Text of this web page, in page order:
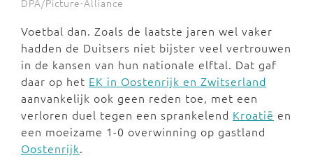
DPA/Picture-Alliance
Voetbal dan. Zoals de laatste jaren wel vaker
hadden de Duitsers niet bijster veel vertrouwen
in de kansen van hun nationale elftal. Dat gaf
daar op het EK in Oostenrijk en Zwitserland
aanvankelijk ook geen reden toe, met een
verloren duel tegen een sprankelend Kroatië en
een moeizame 1-0 overwinning op gastland
Oostenrijk.